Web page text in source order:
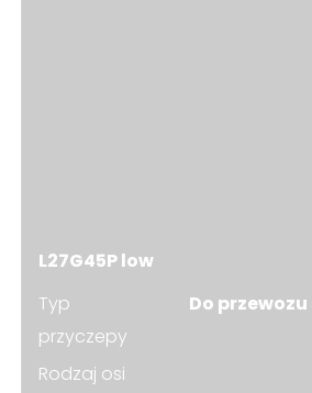
L27G45P low
Typ
przyczepy
Do
Rodzaj osi